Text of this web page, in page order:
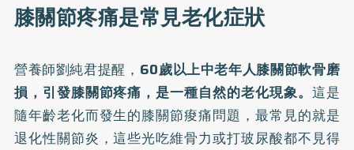
膝關節疼痛是常見老化症狀
營養師劉純君提醒， 60歲以上中老年人膝關節軟骨磨
損，引發膝關節疼痛，是一種自然的老化現象。 這是
隨年齡老化而發生的膝關節痠痛問題，最常見的就是
退化性關節炎，這些光吃維骨力或打玻尿酸都不見得